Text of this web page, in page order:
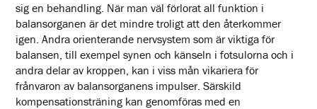
sig en behandling. När man väl förlorat all funktion i
balansorganen är det mindre troligt att den återkommer
igen. Andra orienterande nervsystem som är viktiga för
balansen, till exempel synen och känseln i fotsulorna och i
andra delar av kroppen, kan i viss mån vikariera för
frånvaron av balansorganens impulser. Särskild
kompensationsträning kan genomföras med en